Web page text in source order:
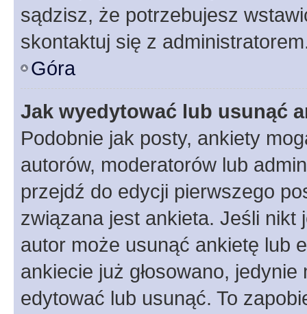
sądzisz, że potrzebujesz
skontaktuj się z
Góra
Jak wyedytować lub usunąć
Podobnie jak posty, ankiety
autorów, moderatorów lub
przejdź do edycji pierwszego
związana jest ankieta. Jeśli nikt
autor może usunąć ankietę lub
ankiecie już głosowano,
edytować lub usunąć. To